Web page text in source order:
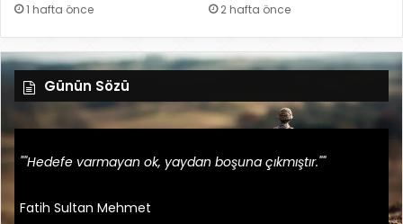
1 hafta önce 2 hafta önce
Günün Sözü
""Hedefe varmayan ok, yaydan boşuna çıkmıştır.""
Fatih Sultan Mehmet